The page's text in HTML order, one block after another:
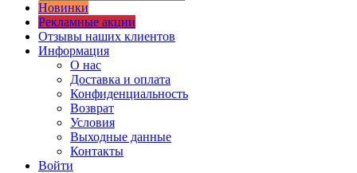
Новинки
Рекламные акции
Отзывы наших клиентов
Информация
О нас
Доставка и оплата
Конфиденциальность
Возврат
Условия
Выходные данные
Контакты
Войти